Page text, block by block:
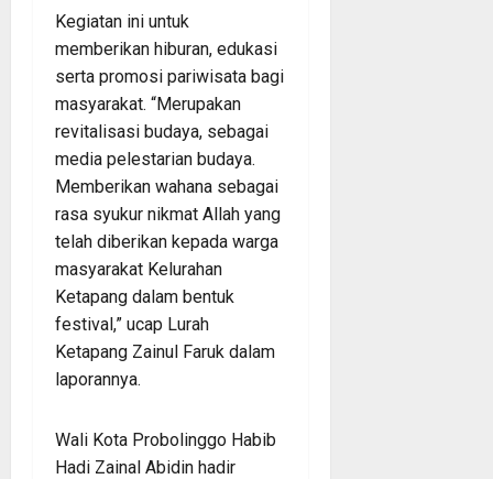
Kegiatan ini untuk
memberikan hiburan, edukasi
serta promosi pariwisata bagi
masyarakat. “Merupakan
revitalisasi budaya, sebagai
media pelestarian budaya.
Memberikan wahana sebagai
rasa syukur nikmat Allah yang
telah diberikan kepada warga
masyarakat Kelurahan
Ketapang dalam bentuk
festival,” ucap Lurah
Ketapang Zainul Faruk dalam
laporannya.
Wali Kota Probolinggo Habib
Hadi Zainal Abidin hadir